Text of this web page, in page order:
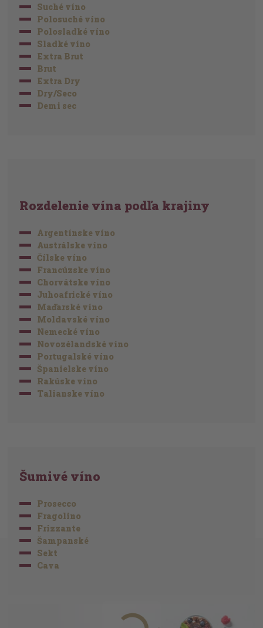
Suché víno
Polosuché víno
Polosladké víno
Sladké víno
Extra Brut
Brut
Extra Dry
Dry/Seco
Demi sec
Rozdelenie vína podľa krajiny
Argentínske víno
Austrálske víno
Čílske víno
Francúzske víno
Chorvátske víno
Juhoafrické víno
Maďarské víno
Moldavské víno
Nemecké víno
Novozélandské víno
Portugalské víno
Španielske víno
Rakúske víno
Talianske víno
Šumivé víno
Prosecco
Fragolino
Frizzante
Šampanské
Sekt
Cava